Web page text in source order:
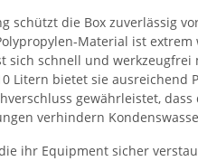
schützt die Box zuverlässig
Material ist
sich schnell und
Litern bietet sie ausreichend
gewährleistet,
verhindern
ihr Equipment sicher